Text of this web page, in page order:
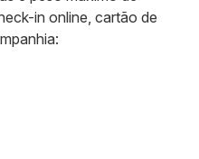
in online, cartão de